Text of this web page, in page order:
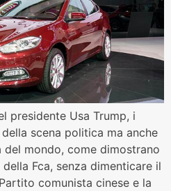
presidente Usa Trump, i
scena politica ma anche
mondo, come dimostrano
Fca, senza dimenticare il
comunista cinese e la